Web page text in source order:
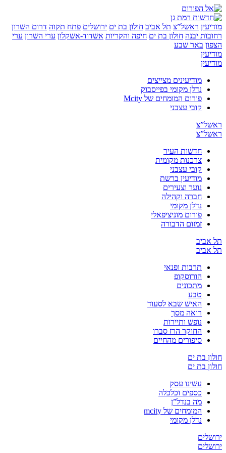
ראשל”צ תל אביב חולון בת ים ירושלים פתח תקוה דרום השרון
יבנה חולון בת ים חיפה והקריות אשדוד-אשקלון ערי השרון ערי
באר שבע
מודיעינים מצייצים
נדלן מקומי בפייסבוק
פורום המומחים של Mcity
קובי עצבני
חדשות העיר
צרכנות מקומית
קובי עצבני
מודיעין ברשת
נוער וצעירים
חברה וקהילה
נדלן מקומי
פורום מוניציפאלי
זמזום הדבורה
תרבות ופנאי
הורוסקופ
מתכונים
טבע
האיש שבא לסעוד
רואה מסך
נופש ותיירות
החוקר הרז סברו
סיפורים מהחיים
בת ים
בת ים
עשינו עסק
כספים וכלכלה
מה בנדל”ן
המומחים של mcity
נדלן מקומי